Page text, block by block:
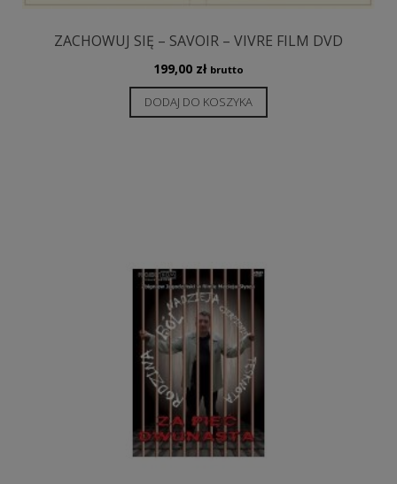
ZACHOWUJ SIĘ – SAVOIR – VIVRE FILM DVD
199,00 zł brutto
DODAJ DO KOSZYKA